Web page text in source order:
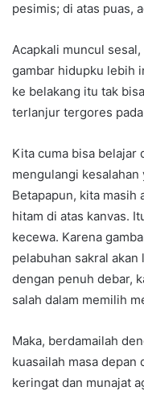
pesimis; di atas puas,
Acapkali muncul
gambar hidupku lebih
ke belakang itu tak
terlanjur tergores
Kita cuma bisa belajar
mengulangi kesalahan
Betapapun, kita
hitam di atas kanvas.
kecewa. Karena
pelabuhan sakral
dengan penuh debar,
salah dalam memilih
Maka, berdamailah
kuasailah masa depan
keringat dan munajat